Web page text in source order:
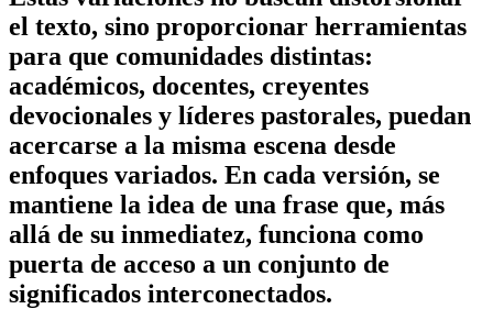
el texto, sino proporcionar herramientas
para que comunidades distintas:
académicos, docentes, creyentes
devocionales y líderes pastorales, puedan
acercarse a la misma escena desde
enfoques variados. En cada versión, se
mantiene la idea de una frase que, más
allá de su inmediatez, funciona como
puerta de acceso a un conjunto de
significados interconectados.